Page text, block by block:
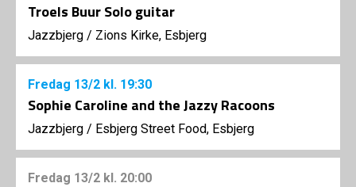
Troels Buur Solo guitar
Jazzbjerg / Zions Kirke, Esbjerg
Fredag 13/2 kl. 19:30
Sophie Caroline and the Jazzy Racoons
Jazzbjerg / Esbjerg Street Food, Esbjerg
Fredag 13/2 kl. 20:00